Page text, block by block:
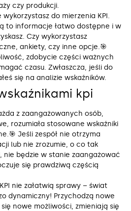
czy produkcji.
do mierzenia KPI.
to informacje łatwo dostępne i w
Czy wykorzystasz
ankiety, czy inne opcje.🎯
zdobycie części ważnych
czasu. Zwłaszcza, jeśli do
się na analizie wskaźników.
kpi
z zaangażowanych osób,
rozumiała stosowane wskaźniki
Jeśli zespół nie otrzyma
lub nie zrozumie, o co tak
nie będzie w stanie zaangażować
się prawdziwą częścią
nie załatwią sprawy – świat
dynamiczny! Przychodzą nowe
nowe możliwości, zmieniają się